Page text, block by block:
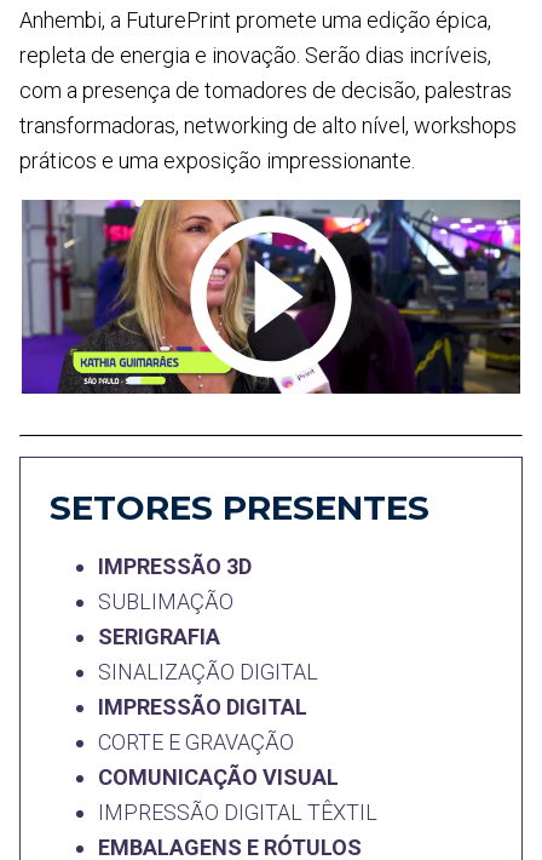
Anhembi, a FuturePrint promete uma edição épica,
repleta de energia e inovação. Serão dias incríveis,
com a presença de tomadores de decisão, palestras
transformadoras, networking de alto nível, workshops
práticos e uma exposição impressionante.
SETORES PRESENTES
IMPRESSÃO 3D
SUBLIMAÇÃO
SERIGRAFIA
SINALIZAÇÃO DIGITAL
IMPRESSÃO DIGITAL
CORTE E GRAVAÇÃO
COMUNICAÇÃO VISUAL
IMPRESSÃO DIGITAL TÊXTIL
EMBALAGENS E RÓTULOS